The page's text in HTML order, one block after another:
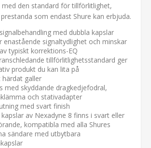
med den standard för tillförlitlighet,
som endast Shure kan erbjuda.
med dubbla kapslar
enastående signaltydlighet och minskar
typiskt korrektions-EQ
tillförlitlighetsstandard ger
produkt du kan lita på
galler
med skyddande dragkedjefodral,
och stativadapter
med svart finish
av Nexadyne 8 finns i svart eller
kompatibla med alla Shures
sändare med utbytbara